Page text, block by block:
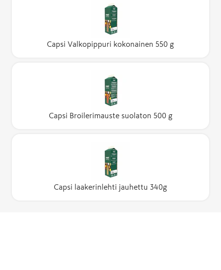
Capsi Valkopippuri kokonainen 550 g
Capsi Broilerimauste suolaton 500 g
Capsi laakerinlehti jauhettu 340g